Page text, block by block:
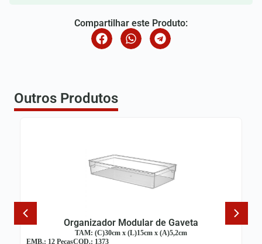
Compartilhar este Produto:
Outros Produtos
Organizador Modular de Gaveta
TAM: (C)30cm x (L)15cm x (A)5,2cm
EMB.: 12 PeçasCOD.: 1373